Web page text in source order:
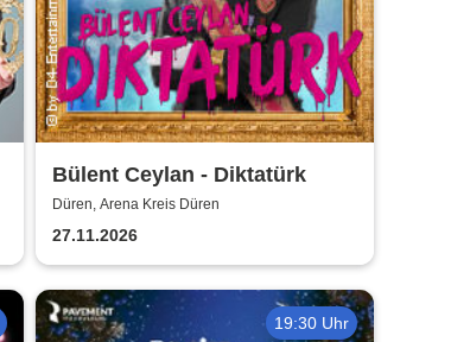
Bülent Ceylan - Diktatürk
Düren, Arena Kreis Düren
27.11.2026
19:30 Uhr